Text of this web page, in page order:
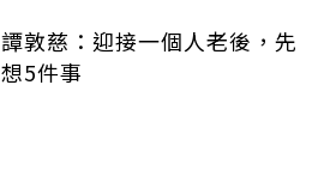
譚敦慈：迎接一個人老後，先
想5件事